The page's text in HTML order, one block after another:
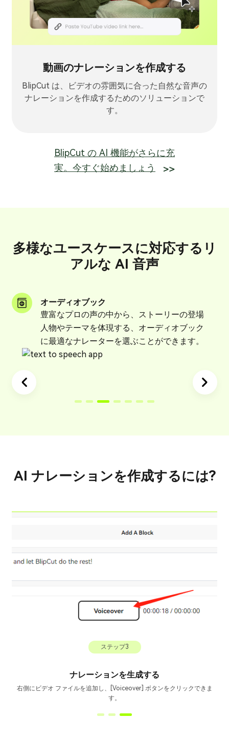
動画のナレーションを作成する
BlipCut は、ビデオの雰囲気に合った自然な音声の
ナレーションを作成するためのソリューションで
す。
BlipCut の AI 機能がさらに充
実。今すぐ始めましょう
多様なユースケースに対応するリ
アルな AI 音声
オーディオブック
豊富なプロの声の中から、ストーリーの登場
人物やテーマを体現する、オーディオブック
に最適なナレーターを選ぶことができます。
AI ナレーションを作成するには?
ステップ3
ナレーションを生成する
右側にビデオ ファイルを追加し、[Voiceover] ボタンをクリックできま
す。